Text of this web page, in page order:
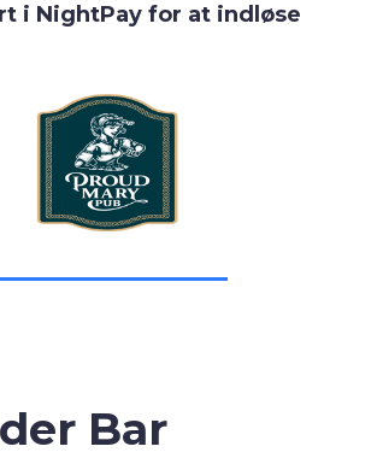
i NightPay for at indløse
Bar